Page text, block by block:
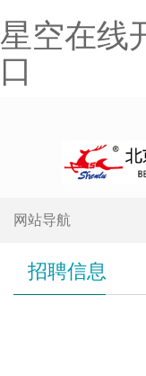
星空在线
口
网站导航
招聘信息